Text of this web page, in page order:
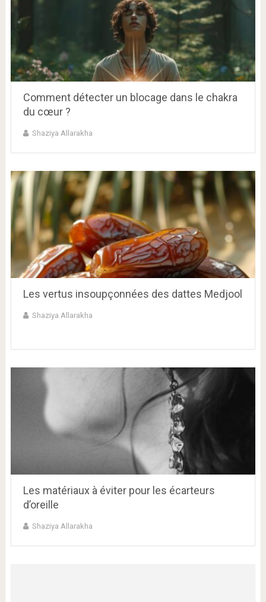
Comment détecter un blocage dans le chakra
du cœur ?
Shaziya Allarakha
Les vertus insoupçonnées des dattes Medjool
Shaziya Allarakha
Les matériaux à éviter pour les écarteurs
d’oreille
Shaziya Allarakha